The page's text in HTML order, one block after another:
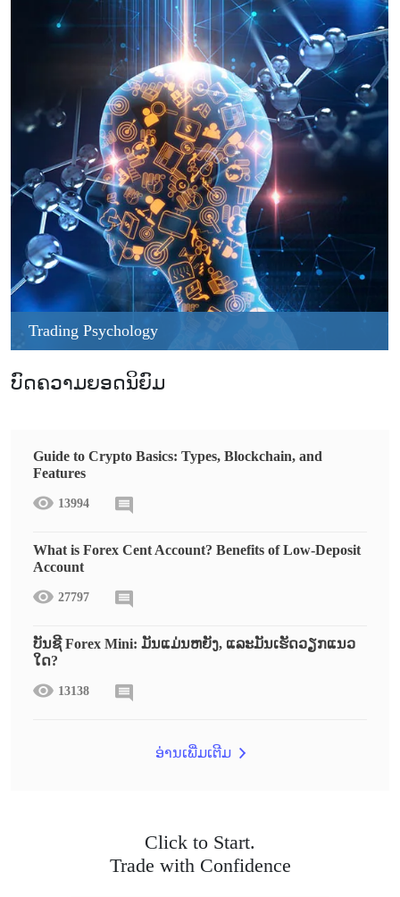
Trading Psychology
ບົດຄວາມຍອດນິຍົມ
Guide to Crypto Basics: Types, Blockchain, and
Features
13994
What is Forex Cent Account? Benefits of Low-Deposit
Account
27797
ບັນຊີ Forex Mini: ມັນແມ່ນຫຍັງ, ແລະມັນເຮັດວຽກແນວ
ໃດ?
13138
ອ່ານເພີ່ມເຕີມ
Click to Start.
Trade with Confidence